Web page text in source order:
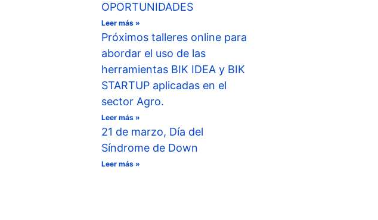
OPORTUNIDADES
Leer más »
Próximos talleres online para
abordar el uso de las
herramientas BIK IDEA y BIK
STARTUP aplicadas en el
sector Agro.
Leer más »
21 de marzo, Día del
Síndrome de Down
Leer más »